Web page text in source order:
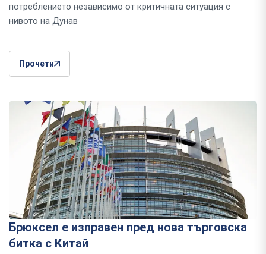
потреблението независимо от критичната ситуация с
нивото на Дунав
Прочети
Брюксел е изправен пред нова търговска
битка с Китай